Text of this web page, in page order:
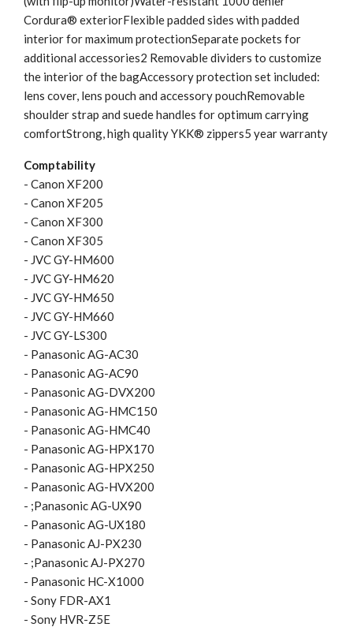
Cordura® exteriorFlexible padded sides with padded
interior for maximum protectionSeparate pockets for
additional accessories2 Removable dividers to customize
the interior of the bagAccessory protection set included:
lens cover, lens pouch and accessory pouchRemovable
shoulder strap and suede handles for optimum carrying
comfortStrong, high quality YKK® zippers5 year warranty
Comptability
- Canon XF200
- Canon XF205
- Canon XF300
- Canon XF305
- JVC GY-HM600
- JVC GY-HM620
- JVC GY-HM650
- JVC GY-HM660
- JVC GY-LS300
- Panasonic AG-AC30
- Panasonic AG-AC90
- Panasonic AG-DVX200
- Panasonic AG-HMC150
- Panasonic AG-HMC40
- Panasonic AG-HPX170
- Panasonic AG-HPX250
- Panasonic AG-HVX200
- ;Panasonic AG-UX90
- Panasonic AG-UX180
- Panasonic AJ-PX230
- ;Panasonic AJ-PX270
- Panasonic HC-X1000
- Sony FDR-AX1
- Sony HVR-Z5E